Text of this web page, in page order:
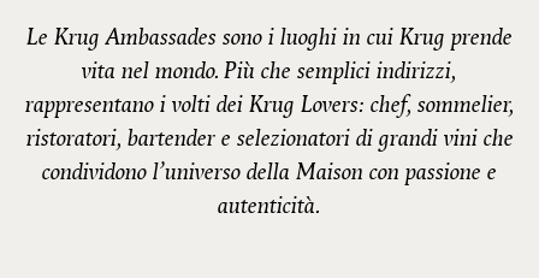
Le Krug Ambassades sono i luoghi in cui Krug prende
vita nel mondo. Più che semplici indirizzi,
rappresentano i volti dei Krug Lovers: chef, sommelier,
ristoratori, bartender e selezionatori di grandi vini che
condividono l’universo della Maison con passione e
autenticità.